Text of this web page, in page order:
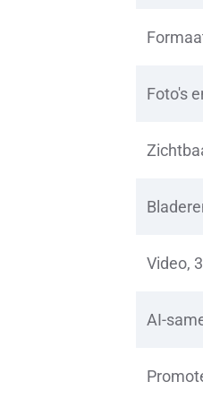
Foto's
Video,
AI-